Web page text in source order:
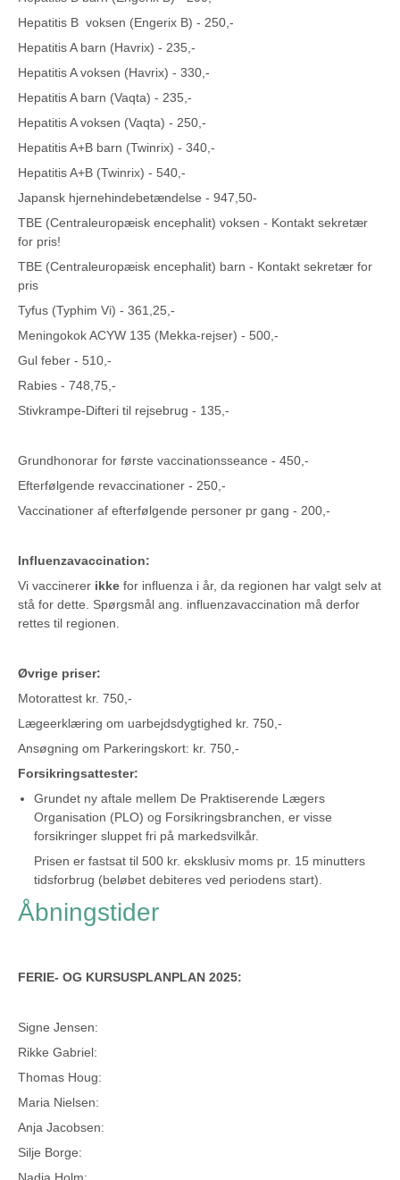
Hepatitis B voksen (Engerix B) - 250,-
Hepatitis A barn (Havrix) - 235,-
Hepatitis A voksen (Havrix) - 330,-
Hepatitis A barn (Vaqta) - 235,-
Hepatitis A voksen (Vaqta) - 250,-
Hepatitis A+B barn (Twinrix) - 340,-
Hepatitis A+B (Twinrix) - 540,-
Japansk hjernehindebetændelse - 947,50-
TBE (Centraleuropæisk encephalit) voksen - Kontakt sekretær
for pris!
TBE (Centraleuropæisk encephalit) barn - Kontakt sekretær for
pris
Tyfus (Typhim Vi) - 361,25,-
Meningokok ACYW 135 (Mekka-rejser) - 500,-
Gul feber - 510,-
Rabies - 748,75,-
Stivkrampe-Difteri til rejsebrug - 135,-
Grundhonorar for første vaccinationsseance - 450,-
Efterfølgende revaccinationer - 250,-
Vaccinationer af efterfølgende personer pr gang - 200,-
Influenzavaccination:
Vi vaccinerer ikke for influenza i år, da regionen har valgt selv at
stå for dette. Spørgsmål ang. influenzavaccination må derfor
rettes til regionen.
Øvrige priser:
Motorattest kr. 750,-
Lægeerklæring om uarbejdsdygtighed kr. 750,-
Ansøgning om Parkeringskort: kr. 750,-
Forsikringsattester:
Grundet ny aftale mellem De Praktiserende Lægers
Organisation (PLO) og Forsikringsbranchen, er visse
forsikringer sluppet fri på markedsvilkår.
Prisen er fastsat til 500 kr. eksklusiv moms pr. 15 minutters
tidsforbrug (beløbet debiteres ved periodens start).
Åbningstider
FERIE- OG KURSUSPLANPLAN 2025:
Signe Jensen:
Rikke Gabriel:
Thomas Houg:
Maria Nielsen:
Anja Jacobsen:
Silje Borge: